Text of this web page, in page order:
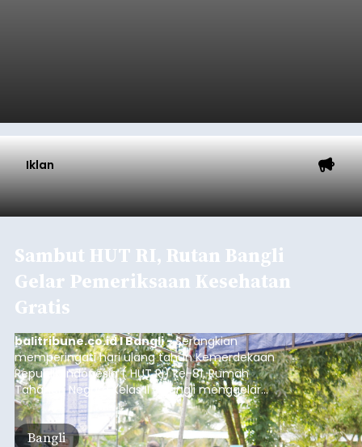
Iklan
Sambut HUT RI, Rutan Bangli
Gelar Pemeriksaan Kesehatan
Gratis
balitribune.co.id I Bangli -Serangkian
memperingati hari ulang tahun Kemerdekaan
Republik Indonesia ( HUT RI) ke-81, Rumah
Tahanan Negara Kelas II B Bangli menggelar
kegiatan pemeriksaan kesehatan gratis, Rabu
(6/8/2026).
Bangli